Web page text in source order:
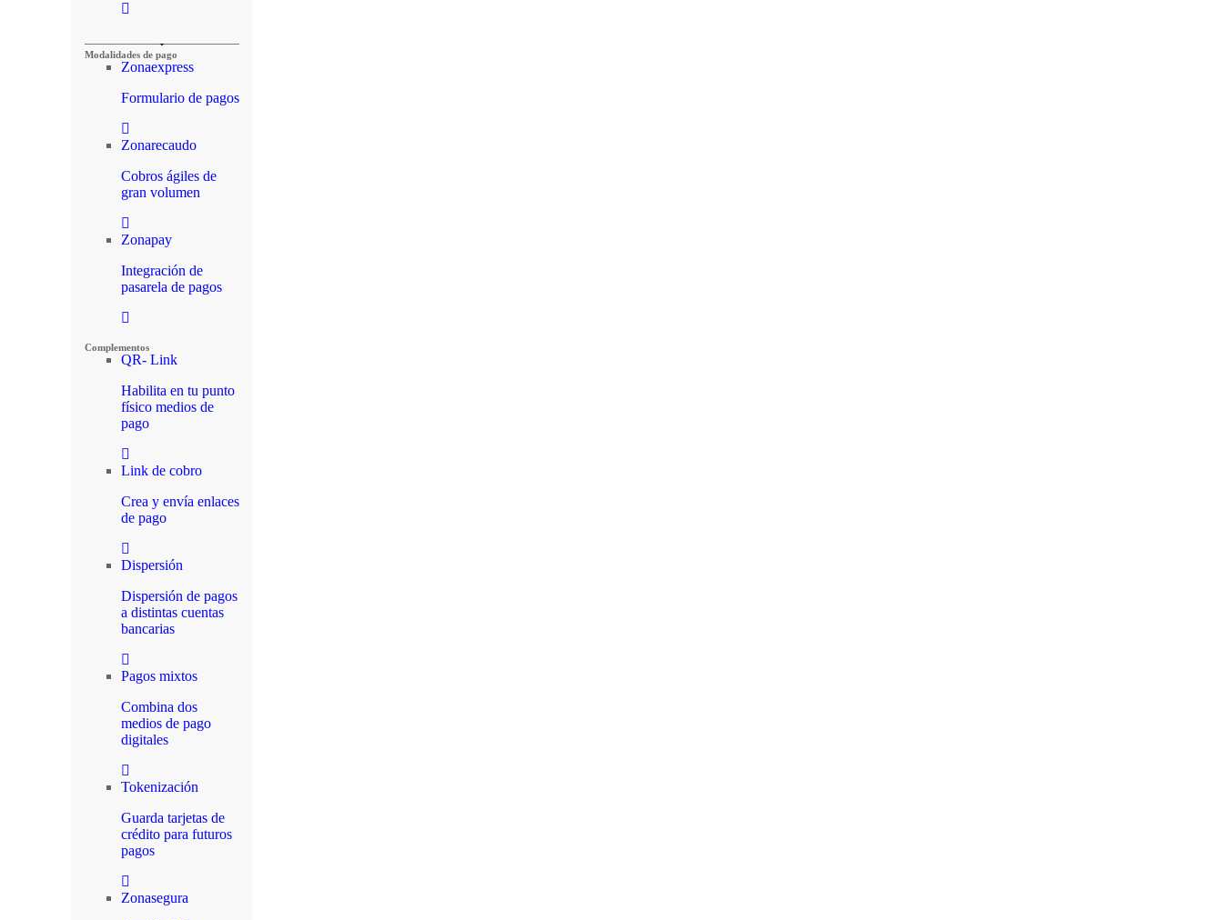
Modalidades de pago
Zonaexpress
Formulario de pagos
Zonarecaudo
Cobros ágiles de
gran volumen
Zonapay
Integración de
pasarela de pagos
Complementos
QR- Link
Habilita en tu punto
físico medios de
pago
Link de cobro
Crea y envía enlaces
de pago
Dispersión
Dispersión de pagos
a distintas cuentas
bancarias
Pagos mixtos
Combina dos
medios de pago
digitales
Tokenización
Guarda tarjetas de
crédito para futuros
pagos
Zonasegura